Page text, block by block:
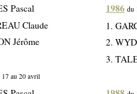
Pascal
Claude
Jérôme
17 au 20 avril
1986 du
1.
2.
3.